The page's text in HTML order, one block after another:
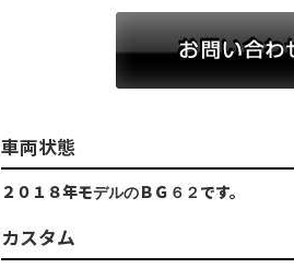
車両状態
２０１８年モデルのＢＧ６２です。
カスタム